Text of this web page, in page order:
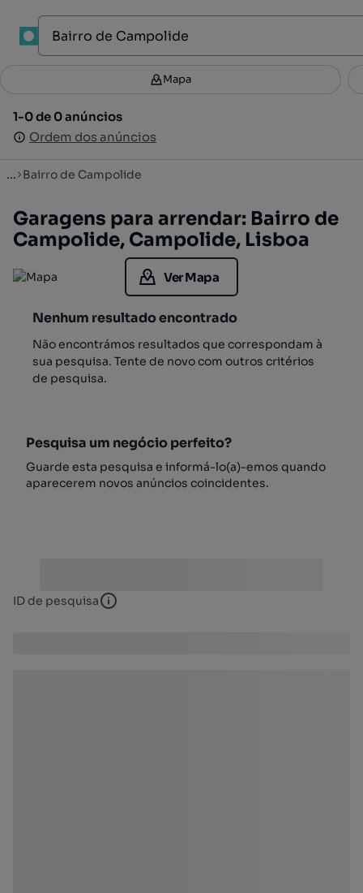
Filtros 3
1-0 de 0 anúncios
Ordem dos anúncios
Mapa
1-0 de 0 anúncios
Ordem dos anúncios
... Bairro de Campolide
Garagens para arrendar: Bairro de
Campolide, Campolide, Lisboa
Ver Mapa
Nenhum resultado encontrado
Não encontrámos resultados que correspondam à
sua pesquisa. Tente de novo com outros critérios
de pesquisa.
Pesquisa um negócio perfeito?
Guarde esta pesquisa e informá-lo(a)-emos quando
aparecerem novos anúncios coincidentes.
ID de pesquisa ID de pesquisa